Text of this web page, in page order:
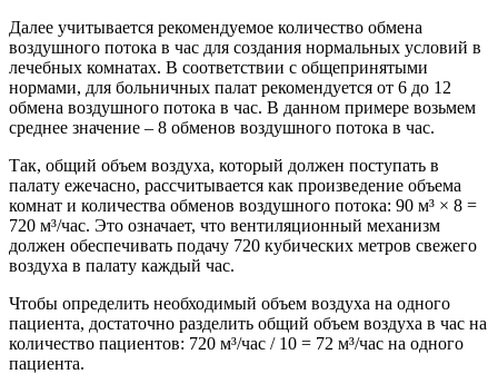
Далее учитывается рекомендуемое количество обмена
воздушного потока в час для создания нормальных условий в
лечебных комнатах. В соответствии с общепринятыми
нормами, для больничных палат рекомендуется от 6 до 12
обмена воздушного потока в час. В данном примере возьмем
среднее значение – 8 обменов воздушного потока в час.
Так, общий объем воздуха, который должен поступать в
палату ежечасно, рассчитывается как произведение объема
комнат и количества обменов воздушного потока: 90 м³ × 8 =
720 м³/час. Это означает, что вентиляционный механизм
должен обеспечивать подачу 720 кубических метров свежего
воздуха в палату каждый час.
Чтобы определить необходимый объем воздуха на одного
пациента, достаточно разделить общий объем воздуха в час на
количество пациентов: 720 м³/час / 10 = 72 м³/час на одного
пациента.